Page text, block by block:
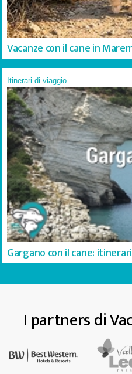
Vacanze con il cane in
Itinerari di viaggio
Gargano con il cane:
I partners di